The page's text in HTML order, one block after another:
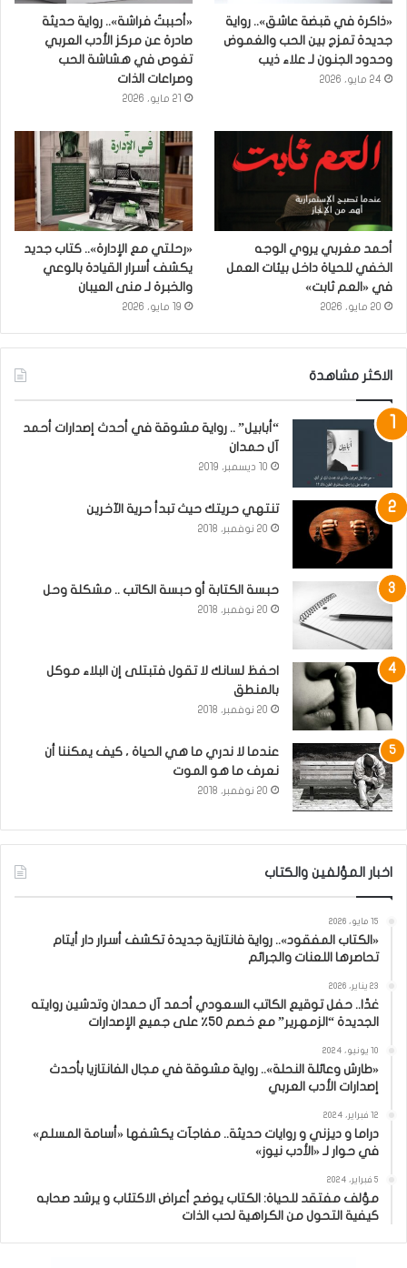
«ذاكرة في قبضة عاشق».. رواية
جديدة تمزج بين الحب والغموض
وحدود الجنون لـ علاء ذيب
24 مايو، 2026
«أحببتُ فراشة».. رواية حديثة
صادرة عن مركز الأدب العربي
تغوص في هشاشة الحب
وصراعات الذات
21 مايو، 2026
أحمد مغربي يروي الوجه
الخفي للحياة داخل بيئات العمل
في «العم ثابت»
20 مايو، 2026
«رحلتي مع الإدارة».. كتاب جديد
يكشف أسرار القيادة بالوعي
والخبرة لـ منى العيبان
19 مايو، 2026
الاكثر مشاهدة
“أبابيل” .. رواية مشوقة في أحدث إصدارات أحمد
آل حمدان
10 ديسمبر، 2019
تنتهي حريتك حيث تبدأ حرية الآخرين
20 نوفمبر، 2018
حبسة الكتابة أو حبسة الكاتب .. مشكلة وحل
20 نوفمبر، 2018
احفظ لسانك لا تقول فتبتلى إن البلاء موكل
بالمنطق
20 نوفمبر، 2018
عندما لا ندري ما هي الحياة ، كيف يمكننا أن
نعرف ما هو الموت
20 نوفمبر، 2018
اخبار المؤلفين والكتاب
15 مايو، 2026
«الكتاب المفقود».. رواية فانتازية جديدة تكشف أسرار دار أيتام
تحاصرها اللعنات والجرائم
23 يناير، 2026
غدًا.. حفل توقيع الكاتب السعودي أحمد آل حمدان وتدشين روايته
الجديدة “الزمهرير” مع خصم 50٪ على جميع الإصدارات
10 يونيو، 2024
«طارش وعائلة النحلة».. رواية مشوقة في مجال الفانتازيا بأحدث
إصدارات الأدب العربي
12 فبراير، 2024
دراما و ديزني و روايات حديثة.. مفاجآت يكشفها «أسامة المسلم»
في حوار لـ «الأدب نيوز»
5 فبراير، 2024
مؤلف مفتقد للحياة: الكتاب يوضح أعراض الاكتئاب و يرشد صحابه
كيفية التحول من الكراهية لحب الذات